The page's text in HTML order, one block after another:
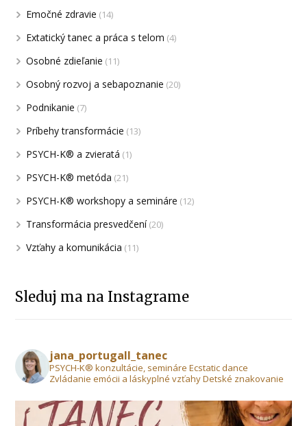
Emočné zdravie (14)
Extatický tanec a práca s telom (4)
Osobné zdieľanie (11)
Osobný rozvoj a sebapoznanie (20)
Podnikanie (7)
Príbehy transformácie (13)
PSYCH-K® a zvieratá (1)
PSYCH-K® metóda (21)
PSYCH-K® workshopy a semináre (12)
Transformácia presvedčení(20)
Vzťahy a komunikácia (11)
Sleduj ma na Instagrame
jana_portugall_tanec
PSYCH-K® konzultácie, semináre Ecstatic dance
Zvládanie emócii a láskyplné vzťahy Detské znakovanie